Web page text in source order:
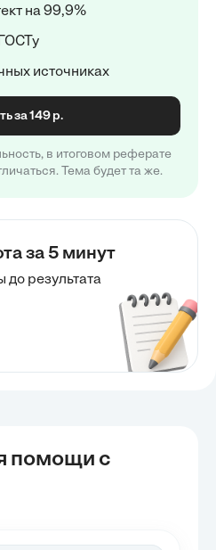
на 99,9%
источниках
за 149 р.
в итоговом реферате
Тема будет та же.
за 5 минут
до результата
помощи с